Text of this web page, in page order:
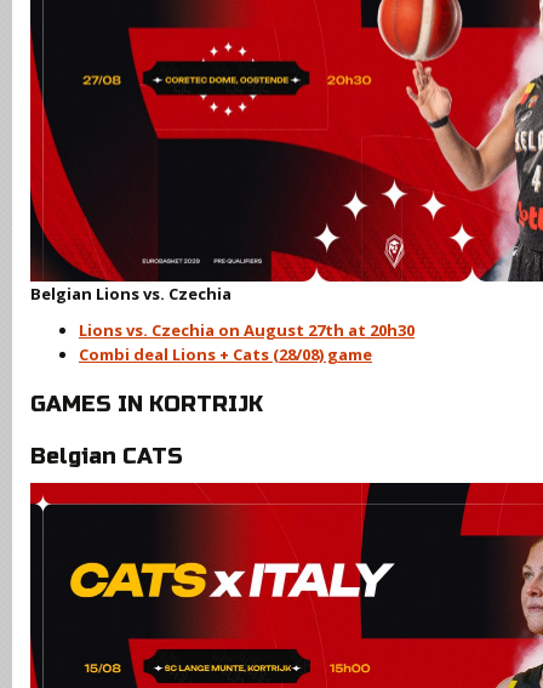
Belgian Lions vs. Czechia
Lions vs. Czechia on August 27th at 20h30
Combi deal Lions + Cats (28/08) game
GAMES IN KORTRIJK
Belgian CATS